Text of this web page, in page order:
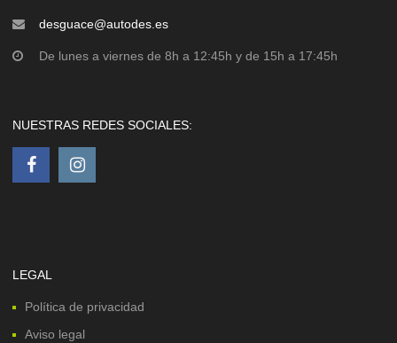
desguace@autodes.es
De lunes a viernes de 8h a 12:45h y de 15h a 17:45h
NUESTRAS REDES SOCIALES:
LEGAL
Política de privacidad
Aviso legal